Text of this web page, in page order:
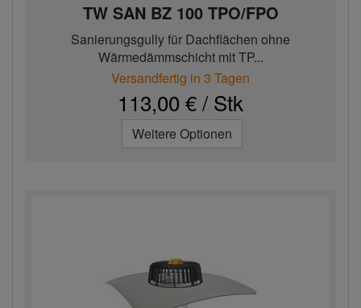
TW SAN BZ 100 TPO/FPO
Sanierungsgully für Dachflächen ohne
Wärmedämmschicht mit TP...
Versandfertig in 3 Tagen
113,00 € / Stk
Weitere Optionen